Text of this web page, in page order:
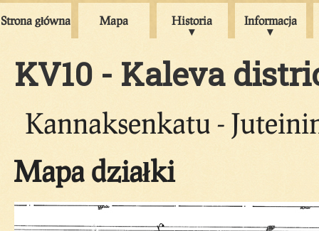
Strona główna Mapa Historia Informacja
KV10 - Kaleva
Kannaksenkatu -
Mapa działki